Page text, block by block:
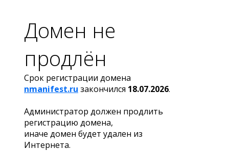
Домен не
продлён
Срок регистрации домена
nmanifest.ru закончился 18.07.2026.
Администратор должен продлить
регистрацию домена,
иначе домен будет удален из
Интернета.